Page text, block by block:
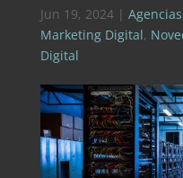
Jun 19, 2024|
Marketing Digital,
Digital